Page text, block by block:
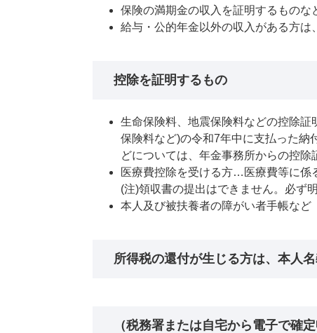
保険の満期金の収入を証明するものな
給与・公的年金以外の収入がある方
控除を証明するもの
生命保険料、地震保険料などの控除
保険料など)の令和7年中に支払った納
どについては、年金事務所からの控除
医療費控除を受ける方…医療費等に係
(注)領収書の提出はできません。必ず
本人及び被扶養者の障がい者手帳など
所得税の還付が生じる方は、本人
（税務署または自宅から電子で確